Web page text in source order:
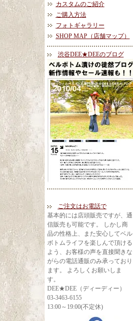
カスタムのご紹介
ご購入方法
フォトギャラリー
SHOP MAP（店舗マップ）
渋谷DEE★DEEのブログ
ご注文はお電話で
基本的には店頭販売ですが、通
信販売も可能です。 しかし商
品の性格上、また安心してベル
ボトムライフを楽しんで頂ける
よう、お客様の声を直接聞きな
がらの電話通販のみ承っており
ます。 よろしくお願いしま
す。
DEE★DEE（ディーディー）
03-3463-6155
13:00～19:00(不定休)